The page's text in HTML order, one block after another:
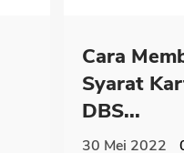
Cara
Syarat
DBS...
30 Mei 2022